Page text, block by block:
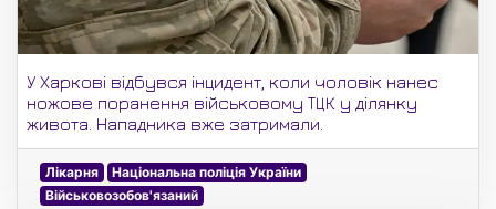
У Харкові відбувся інцидент, коли чоловік нанес
ножове поранення військовому ТЦК у ділянку
живота. Нападника вже затримали.
Лікарня
Національна поліція України
Військовозобов'язаний